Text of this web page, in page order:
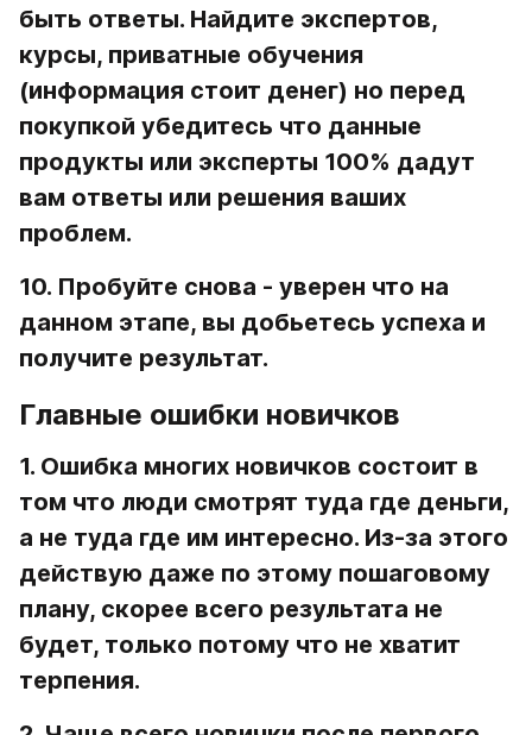
быть ответы. Найдите экспертов,
курсы, приватные обучения
(информация стоит денег) но перед
покупкой убедитесь что данные
продукты или эксперты 100% дадут
вам ответы или решения ваших
проблем.
10. Пробуйте снова - уверен что на
данном этапе, вы добьетесь успеха и
получите результат.
Главные ошибки новичков
1. Ошибка многих новичков состоит в
том что люди смотрят туда где деньги,
а не туда где им интересно. Из-за этого
действую даже по этому пошаговому
плану, скорее всего результата не
будет, только потому что не хватит
терпения.